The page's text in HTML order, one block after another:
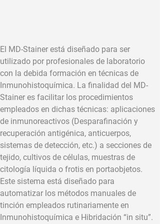
El MD-Stainer está diseñado para ser
utilizado por profesionales de laboratorio
con la debida formación en técnicas de
Inmunohistoquímica. La finalidad del MD-
Stainer es facilitar los procedimientos
empleados en dichas técnicas: aplicaciones
de inmunoreactivos (Desparafinación y
recuperación antigénica, anticuerpos,
sistemas de detección, etc.) a secciones de
tejido, cultivos de células, muestras de
citología líquida o frotis en portaobjetos.
Este sistema está diseñado para
automatizar los métodos manuales de
tinción empleados rutinariamente en
Inmunohistoquímica e Hibridación “in situ”.